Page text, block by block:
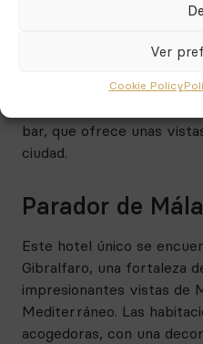
Ver
Cookie Policy
edificio reformado del
de Málaga, con vistas a la
habitaciones son
decoración cálida y
bar, que ofrece unas
ciudad.
Parador de
Este hotel único se
Gibralfaro, una fortaleza
impresionantes vistas de
Mediterráneo. Las
acogedoras, con una